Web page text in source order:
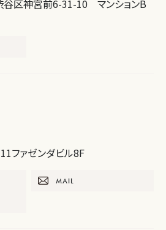
区神宮前6-31-10 マンションB
ファゼンダビル8F
MAIL